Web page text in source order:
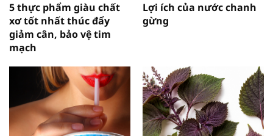
5 thực phẩm giàu chất
xơ tốt nhất thúc đẩy
giảm cân, bảo vệ tim
mạch
Lợi ích của nước chanh
gừng